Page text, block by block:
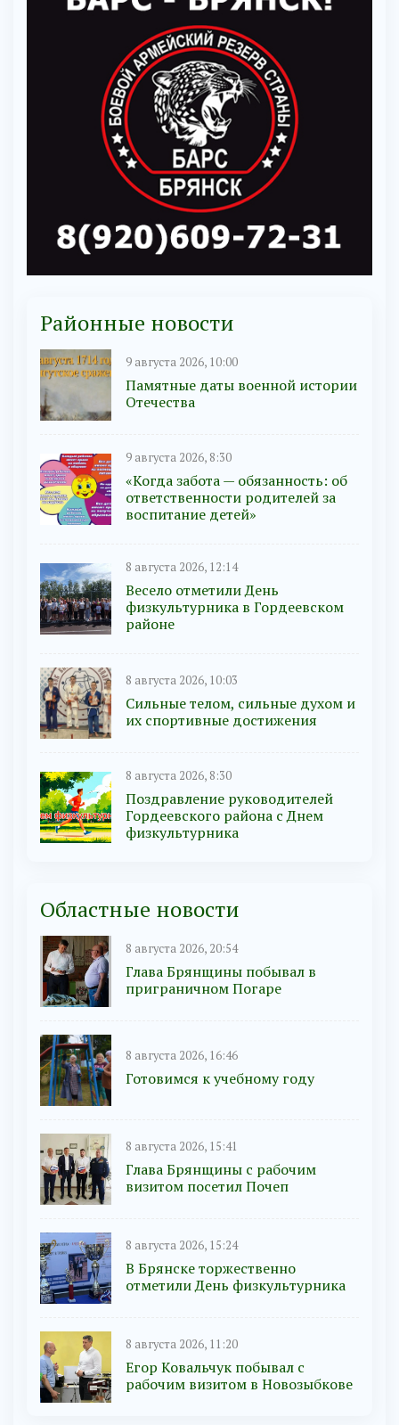
Районные новости
9 августа 2026, 10:00
Памятные даты военной истории
Отечества
9 августа 2026, 8:30
«Когда забота — обязанность: об
ответственности родителей за
воспитание детей»
8 августа 2026, 12:14
Весело отметили День
физкультурника в Гордеевском
районе
8 августа 2026, 10:03
Сильные телом, сильные духом и
их спортивные достижения
8 августа 2026, 8:30
Поздравление руководителей
Гордеевского района с Днем
физкультурника
Областные новости
8 августа 2026, 20:54
Глава Брянщины побывал в
приграничном Погаре
8 августа 2026, 16:46
Готовимся к учебному году
8 августа 2026, 15:41
Глава Брянщины с рабочим
визитом посетил Почеп
8 августа 2026, 15:24
В Брянске торжественно
отметили День физкультурника
8 августа 2026, 11:20
Егор Ковальчук побывал с
рабочим визитом в Новозыбкове